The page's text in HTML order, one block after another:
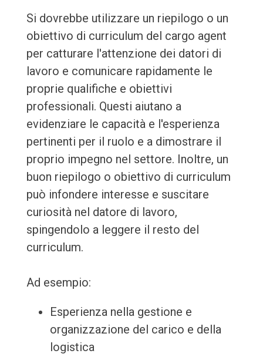
Si dovrebbe utilizzare un riepilogo o un
obiettivo di curriculum del cargo agent
per catturare l'attenzione dei datori di
lavoro e comunicare rapidamente le
proprie qualifiche e obiettivi
professionali. Questi aiutano a
evidenziare le capacità e l'esperienza
pertinenti per il ruolo e a dimostrare il
proprio impegno nel settore. Inoltre, un
buon riepilogo o obiettivo di curriculum
può infondere interesse e suscitare
curiosità nel datore di lavoro,
spingendolo a leggere il resto del
curriculum.
Ad esempio:
Esperienza nella gestione e
organizzazione del carico e della
logistica